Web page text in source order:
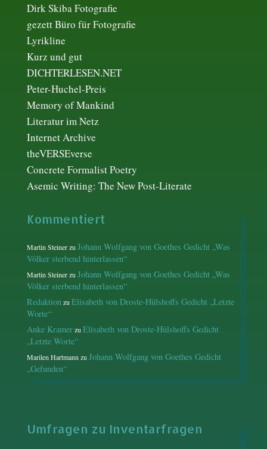
Dirk Skiba Fotografie
gezett Büro für Fotografie
Lyrikline
Kurz und gut
DICHTERLESEN.NET
Peter-Huchel-Preis
Memory of Mankind
Literatur im Netz
Internet Archive
theVERSEverse
Concrete Formalist Poetry
Asemic Writing: The New Post-Literate
Kommentiert
Martin SteinerzuJohann Wolfgang von Goethes Gedicht „Was
Völker sterbend hinterlassen“
Martin SteinerzuJohann Wolfgang von Goethes Gedicht „Was
Völker sterbend hinterlassen“
RedaktionzuElisabeth von Droste-Hülshoffs Gedicht „Letzte
Worte“
Anke KramerzuElisabeth von Droste-Hülshoffs Gedicht
„Letzte Worte“
Marilen HartmannzuJohann Wolfgang von Goethes Gedicht
„Gefunden“
Umfragen zu Inventarfragen